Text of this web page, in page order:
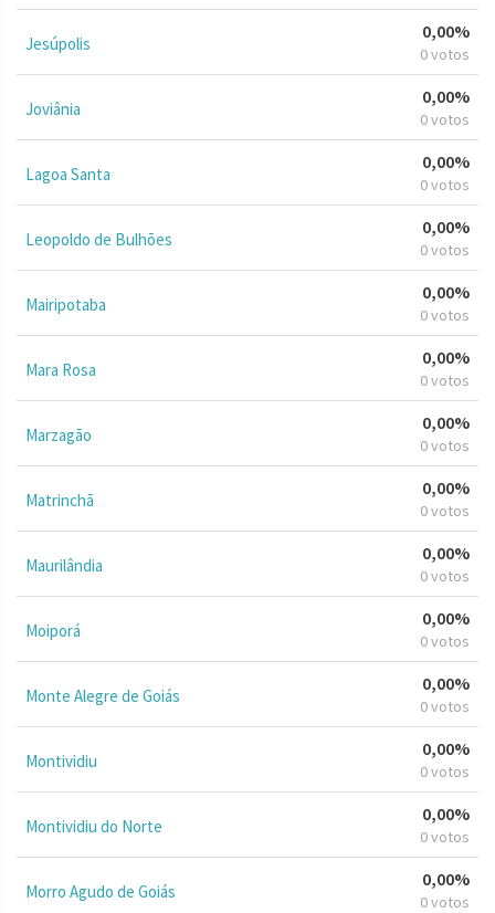
Jesúpolis
0,00%
0 votos
Joviânia
0,00%
0 votos
Lagoa Santa
0,00%
0 votos
Leopoldo de Bulhões
0,00%
0 votos
Mairipotaba
0,00%
0 votos
Mara Rosa
0,00%
0 votos
Marzagão
0,00%
0 votos
Matrinchã
0,00%
0 votos
Maurilândia
0,00%
0 votos
Moiporá
0,00%
0 votos
Monte Alegre de Goiás
0,00%
0 votos
Montividiu
0,00%
0 votos
Montividiu do Norte
0,00%
0 votos
Morro Agudo de Goiás
0,00%
0 votos